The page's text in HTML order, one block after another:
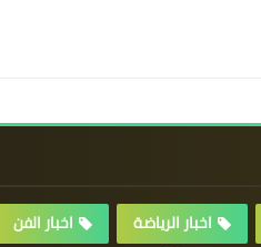
اخبار الرياضة اخبار الفن